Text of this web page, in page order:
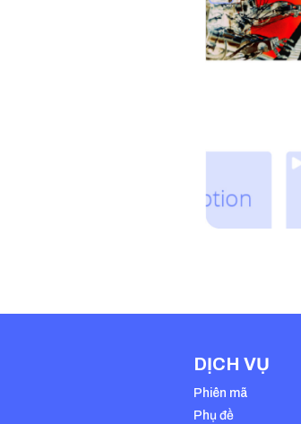
DỊCH VỤ
Phiên mã
Phụ đề